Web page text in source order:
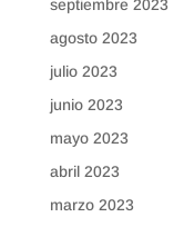
septiembre 2023
agosto 2023
julio 2023
junio 2023
mayo 2023
abril 2023
marzo 2023